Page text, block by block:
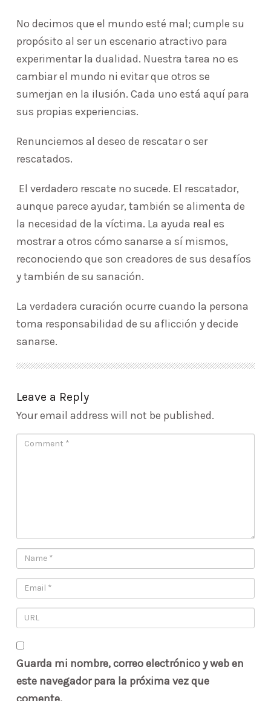
No decimos que el mundo esté mal; cumple su
propósito al ser un escenario atractivo para
experimentar la dualidad. Nuestra tarea no es
cambiar el mundo ni evitar que otros se
sumerjan en la ilusión. Cada uno está aquí para
sus propias experiencias.
Renunciemos al deseo de rescatar o ser
rescatados.
El verdadero rescate no sucede. El rescatador,
aunque parece ayudar, también se alimenta de
la necesidad de la víctima. La ayuda real es
mostrar a otros cómo sanarse a sí mismos,
reconociendo que son creadores de sus desafíos
y también de su sanación.
La verdadera curación ocurre cuando la persona
toma responsabilidad de su aflicción y decide
sanarse.
Leave a Reply
Your email address will not be published.
Guarda mi nombre, correo electrónico y web en
este navegador para la próxima vez que